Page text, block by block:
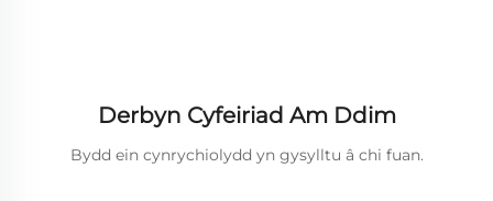
Derbyn Cyfeiriad Am Ddim
Bydd ein cynrychiolydd yn gysylltu â chi fuan.